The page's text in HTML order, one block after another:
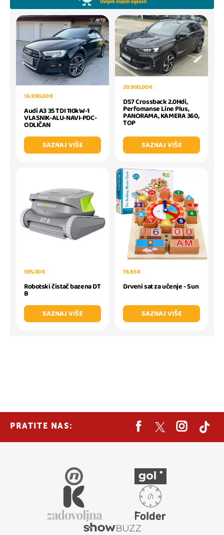
16.990,00 €
Audi A3 35 TDI 110kW-1
VLASNIK-ALU-NAVI-PDC-
ODLIČAN
SAZNAJ VIŠE
20.900,00 €
DS7 Crossback 2.0Hdi,
Perfomanse Line Plus,
PANORAMA, KAMERA 360,
TOP
SAZNAJ VIŠE
595,00 €
Robotski čistač bazena DT
B
SAZNAJ VIŠE
19,85 €
Drveni sat za učenje - Sun
SAZNAJ VIŠE
PRATITE NAS: